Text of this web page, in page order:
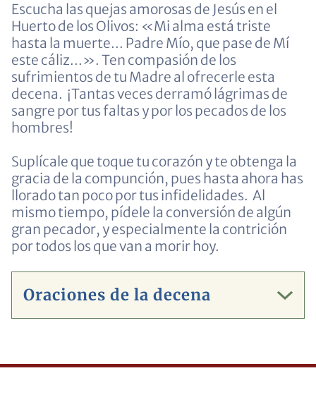
Escucha las quejas amorosas de Jesús en el
Huerto de los Olivos: «Mi alma está triste
hasta la muerte... Padre Mío, que pase de Mí
este cáliz...». Ten compasión de los
sufrimientos de tu Madre al ofrecerle esta
decena. ¡Tantas veces derramó lágrimas de
sangre por tus faltas y por los pecados de los
hombres!
Suplícale que toque tu corazón y te obtenga la
gracia de la compunción, pues hasta ahora has
llorado tan poco por tus infidelidades. Al
mismo tiempo, pídele la conversión de algún
gran pecador, y especialmente la contrición
por todos los que van a morir hoy.
Oraciones de la decena